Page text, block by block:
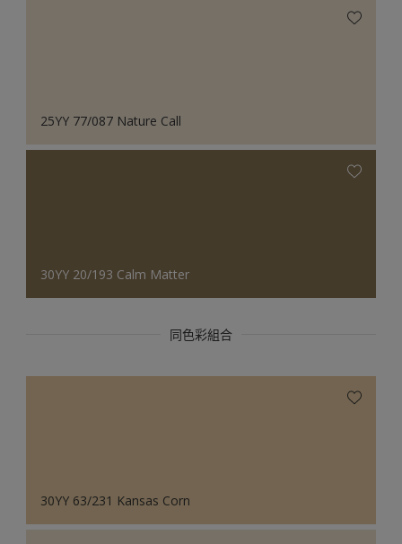
25YY 77/087 Nature Call
30YY 20/193 Calm Matter
同色彩組合
30YY 63/231 Kansas Corn